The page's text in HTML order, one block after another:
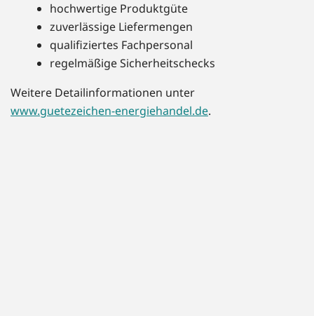
hochwertige Produktgüte
zuverlässige Liefermengen
qualifiziertes Fachpersonal
regelmäßige Sicherheitschecks
Weitere Detailinformationen unter
www.guetezeichen-energiehandel.de.